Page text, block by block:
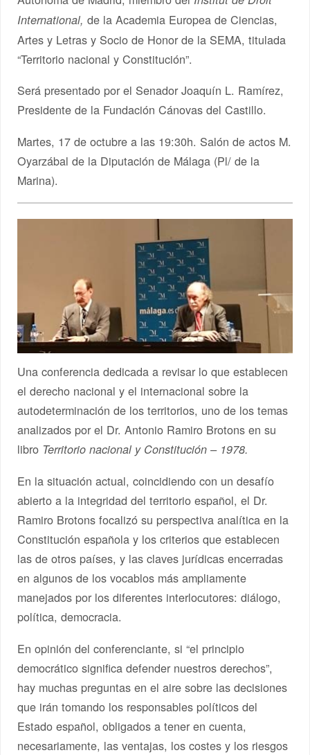
International,de la Academia Europea de Ciencias,
Artes y Letras y Socio de Honor de la SEMA, titulada
“Territorio nacional y Constitución”.
Será presentado por el Senador Joaquín L. Ramírez,
Presidente de la Fundación Cánovas del Castillo.
Martes, 17 de octubre a las 19:30h. Salón de actos M.
Oyarzábal de la Diputación de Málaga (Pl/ de la
Marina).
Una conferencia dedicada a revisar lo que establecen
el derecho nacional y el internacional sobre la
autodeterminación de los territorios, uno de los temas
analizados por el Dr. Antonio Ramiro Brotons en su
libro Territorio nacional y Constitución – 1978.
En la situación actual, coincidiendo con un desafío
abierto a la integridad del territorio español, el Dr.
Ramiro Brotons focalizó su perspectiva analítica en la
Constitución española y los criterios que establecen
las de otros países, y las claves jurídicas encerradas
en algunos de los vocablos más ampliamente
manejados por los diferentes interlocutores: diálogo,
política, democracia.
En opinión del conferenciante, si “el principio
democrático significa defender nuestros derechos”,
hay muchas preguntas en el aire sobre las decisiones
que irán tomando los responsables políticos del
Estado español, obligados a tener en cuenta,
necesariamente, las ventajas, los costes y los riesgos